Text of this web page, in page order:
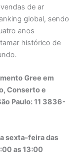
de ar
global, sendo
anos
histórico de
Gree em
Conserto e
Paulo: 11 3836-
sexta-feira das
as 13:00